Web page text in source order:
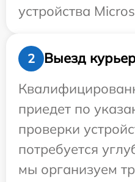
устройства
2
Выезд
приедет по
проверки
потребуется
мы организуем